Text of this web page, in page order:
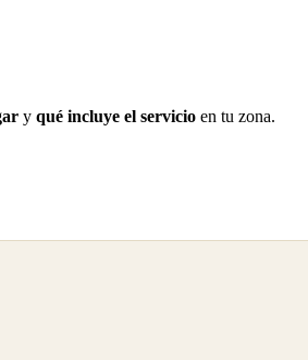
y qué incluye el servicio en tu zona.